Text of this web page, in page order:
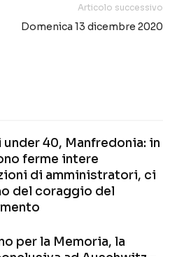
Articolo successivo
Domenica 13 dicembre 2020
under 40, Manfredonia: in
ferme intere
di amministratori, ci
del coraggio del
per la Memoria, la